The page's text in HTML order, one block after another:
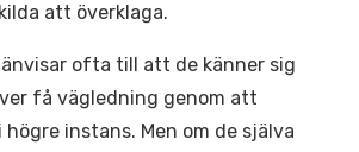
att överklaga.
ofta till att de känner sig
få vägledning genom att
instans. Men om de själva